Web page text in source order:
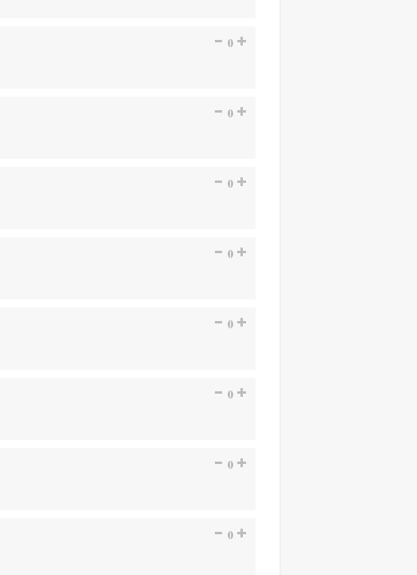
0
0
0
0
0
0
0
0